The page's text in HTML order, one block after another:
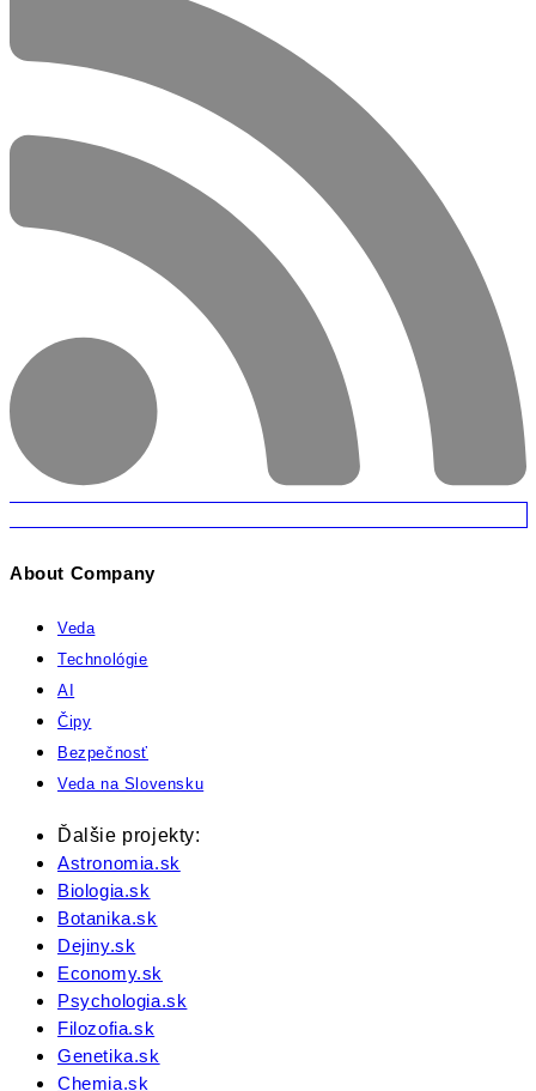
About Company
Veda
Technológie
AI
Čipy
Bezpečnosť
Veda na Slovensku
Ďalšie projekty:
Astronomia.sk
Biologia.sk
Botanika.sk
Dejiny.sk
Economy.sk
Psychologia.sk
Filozofia.sk
Genetika.sk
Chemia.sk